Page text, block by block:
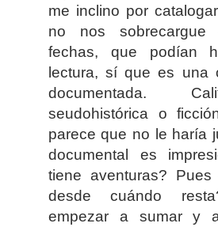
me inclino por
no nos
fechas, que podían
lectura, sí que es una
documentada.
seudohistórica o
parece que no le haría
documental es
tiene aventuras?
desde cuándo
empezar a sumar y